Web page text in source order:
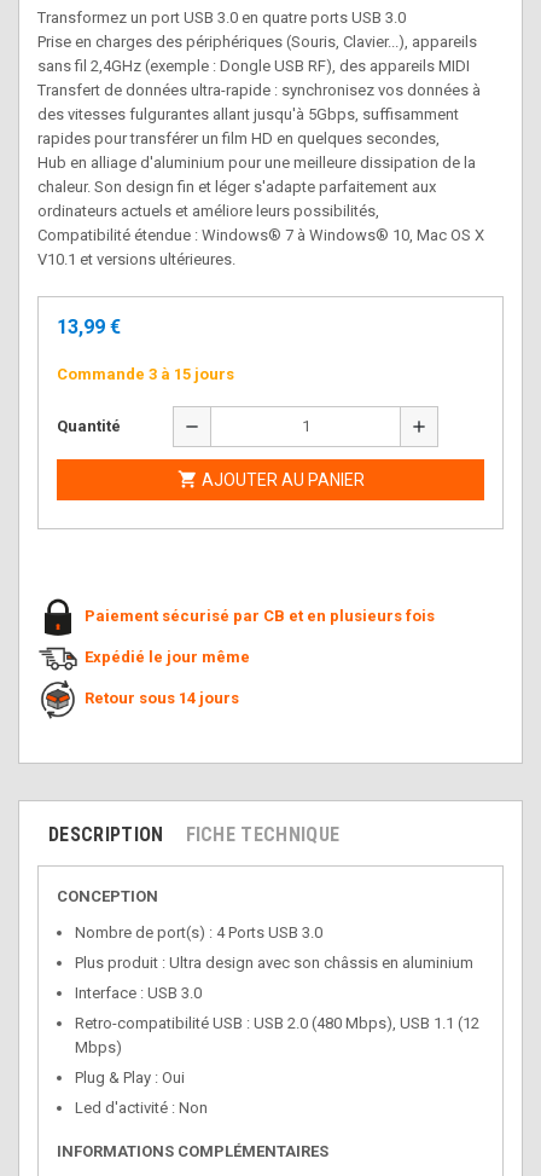
Transformez un port USB 3.0 en quatre ports USB 3.0
Prise en charges des périphériques (Souris, Clavier...), appareils
sans fil 2,4GHz (exemple : Dongle USB RF), des appareils MIDI
Transfert de données ultra-rapide : synchronisez vos données à
des vitesses fulgurantes allant jusqu'à 5Gbps, suffisamment
rapides pour transférer un film HD en quelques secondes,
Hub en alliage d'aluminium pour une meilleure dissipation de la
chaleur. Son design fin et léger s'adapte parfaitement aux
ordinateurs actuels et améliore leurs possibilités,
Compatibilité étendue : Windows® 7 à Windows® 10, Mac OS X
V10.1 et versions ultérieures.
13,99 €
Commande 3 à 15 jours
Quantité remove add
 AJOUTER AU PANIER
Paiement sécurisé par CB et en plusieurs fois
Expédié le jour même
Retour sous 14 jours
DESCRIPTION FICHE TECHNIQUE
CONCEPTION
Nombre de port(s) : 4 Ports USB 3.0
Plus produit : Ultra design avec son châssis en aluminium
Interface : USB 3.0
Retro-compatibilité USB : USB 2.0 (480 Mbps), USB 1.1 (12
Mbps)
Plug & Play : Oui
Led d'activité : Non
INFORMATIONS COMPLÉMENTAIRES